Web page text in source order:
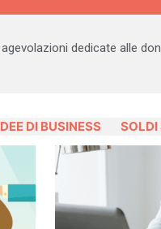
dedicate alle
DI BUSINESS SOLDI